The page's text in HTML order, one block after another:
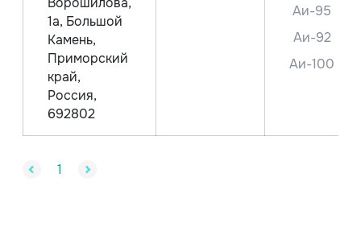
1а, Большой
Камень,
Приморский
край,
Россия,
692802
Аи-95
Аи-92
Аи-100
1